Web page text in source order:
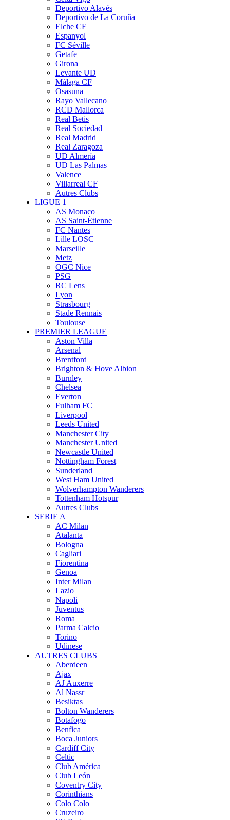
Deportivo Alavés
Deportivo de La Coruña
Elche CF
Espanyol
FC Séville
Getafe
Girona
Levante UD
Málaga CF
Osasuna
Rayo Vallecano
RCD Mallorca
Real Betis
Real Sociedad
Real Madrid
Real Zaragoza
UD Almería
UD Las Palmas
Valence
Villarreal CF
Autres Clubs
LIGUE 1
AS Monaco
AS Saint-Étienne
FC Nantes
Lille LOSC
Marseille
Metz
OGC Nice
PSG
RC Lens
Lyon
Strasbourg
Stade Rennais
Toulouse
PREMIER LEAGUE
Aston Villa
Arsenal
Brentford
Brighton & Hove Albion
Burnley
Chelsea
Everton
Fulham FC
Liverpool
Leeds United
Manchester City
Manchester United
Newcastle United
Nottingham Forest
Sunderland
West Ham United
Wolverhampton Wanderers
Tottenham Hotspur
Autres Clubs
SERIE A
AC Milan
Atalanta
Bologna
Cagliari
Fiorentina
Genoa
Inter Milan
Lazio
Napoli
Juventus
Roma
Parma Calcio
Torino
Udinese
AUTRES CLUBS
Aberdeen
Ajax
AJ Auxerre
Al Nassr
Besiktas
Bolton Wanderers
Botafogo
Benfica
Boca Juniors
Cardiff City
Celtic
Club América
Club León
Coventry City
Corinthians
Colo Colo
Cruzeiro